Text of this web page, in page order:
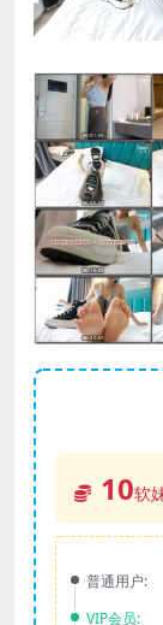
10软
普通用户:
VIP会员: